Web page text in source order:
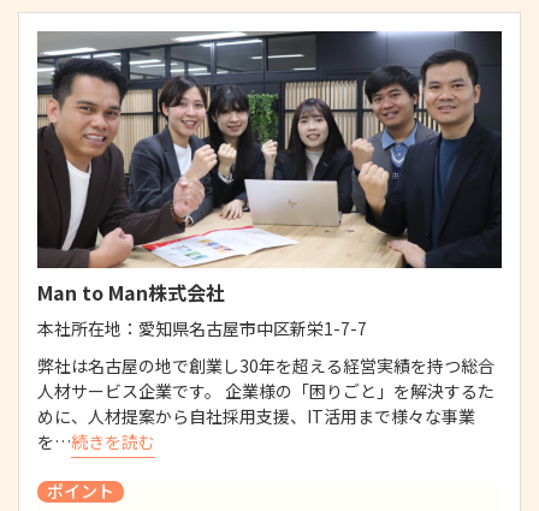
Man to Man株式会社
本社所在地： 愛知県名古屋市中区新栄1-7-7
弊社は名古屋の地で創業し30年を超える経営実績を持つ総合
人材サービス企業です。 企業様の「困りごと」を解決するた
めに、人材提案から自社採用支援、IT活用まで様々な事業
を…続きを読む
ポイント